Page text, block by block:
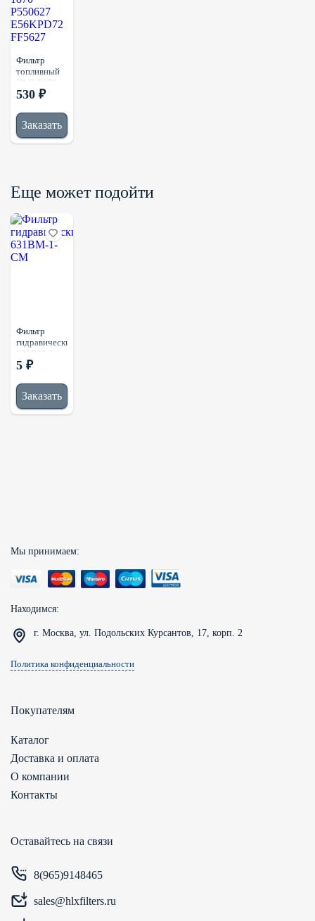
Фильтр
топливный
HLX-5270
(1/20) JS-
P550627
E56KPD72
FF5627
530 ₽
Заказать
Еще может подойти
Фильтр
гидравический
631BM-1-
CM
5 ₽
Заказать
Мы принимаем:
Находимся:
г. Москва, ул. Подольских Курсантов, 17, корп. 2
Политика конфиденциальности
Покупателям
Каталог
Доставка и оплата
О компании
Контакты
Оставайтесь на связи
8(965)9148465
sales@hlxfilters.ru